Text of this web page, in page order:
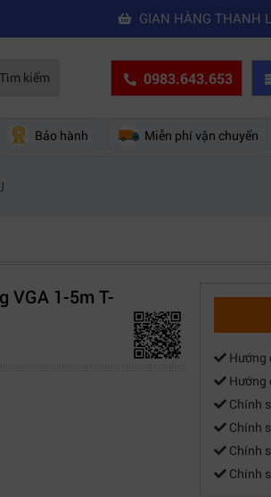
nào? Mách bạn 5 cách khắc phục laptop
GIAN HÀNG THANH
Tìm kiếm 0983.643.653
Bảo hành Miễn phí vận chuyển
VGA 1-5m T-
Hướng
Hướng
Chính
Chính
Chính
Chính